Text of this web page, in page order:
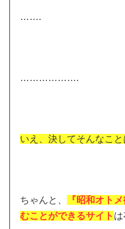
…….
……………….
いえ、決してそんなこと
ちゃんと、
『昭和オト
むことができるサイト